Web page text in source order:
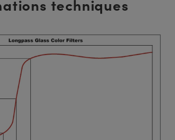
techniques